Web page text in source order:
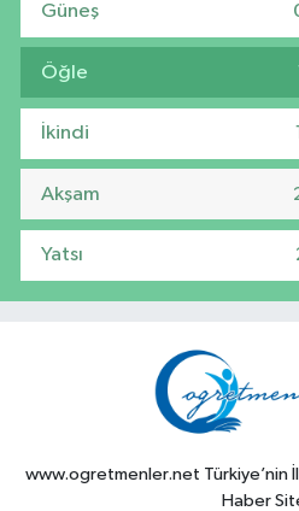
Güneş
Öğle
İkindi
Akşam
Yatsı
www.ogretmenler.net Türkiye’nin
Haber